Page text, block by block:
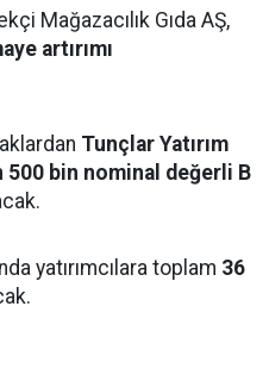
Mağazacılık Gıda AŞ,
artırımı
Tunçlar Yatırım
500 bin nominal değerli B
yatırımcılara toplam 36